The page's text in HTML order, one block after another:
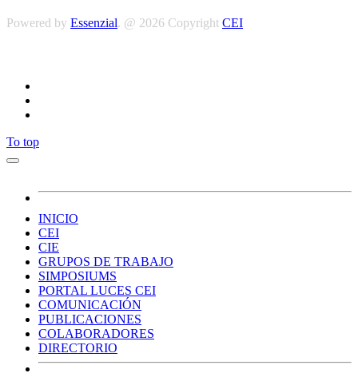
Powered by Essenzial. @ 2026 Copyright CEI
To top
INICIO
CEI
CIE
GRUPOS DE TRABAJO
SIMPOSIUMS
PORTAL LUCES CEI
COMUNICACIÓN
PUBLICACIONES
COLABORADORES
DIRECTORIO